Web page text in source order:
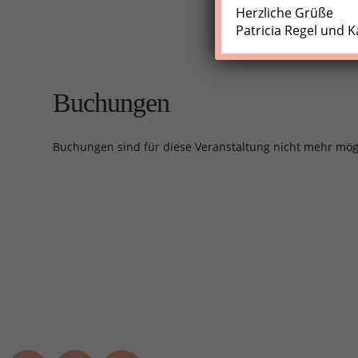
Buchungen
Buchungen sind für diese Veranstaltung nicht mehr
Herzliche Grüße
Patricia Regel und